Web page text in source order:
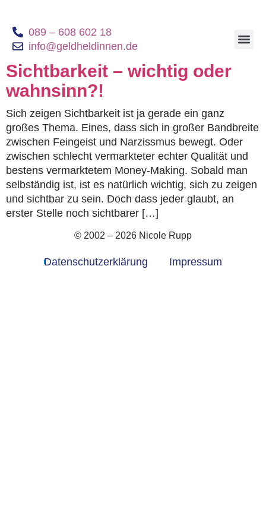
089 – 608 602 18
info@geldheldinnen.de
Sichtbarkeit – wichtig oder
wahnsinn?!
Sich zeigen Sichtbarkeit ist ja gerade ein ganz
großes Thema. Eines, dass sich in großer Bandbreite
zwischen Feingeist und Narzissmus bewegt. Oder
zwischen schlecht vermarkteter echter Qualität und
bestens vermarktetem Money-Making. Sobald man
selbständig ist, ist es natürlich wichtig, sich zu zeigen
und sichtbar zu sein. Doch dass jeder glaubt, an
erster Stelle noch sichtbarer […]
© 2002 – 2026 Nicole Rupp
Datenschutzerklärung Impressum